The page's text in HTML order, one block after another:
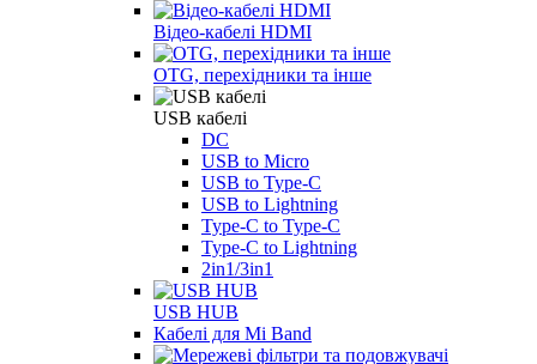
Відео-кабелі HDMI
OTG, перехідники та інше
USB кабелі
DC
USB to Micro
USB to Type-C
USB to Lightning
Type-C to Type-C
Type-C to Lightning
2in1/3in1
USB HUB
Кабелі для Mi Band